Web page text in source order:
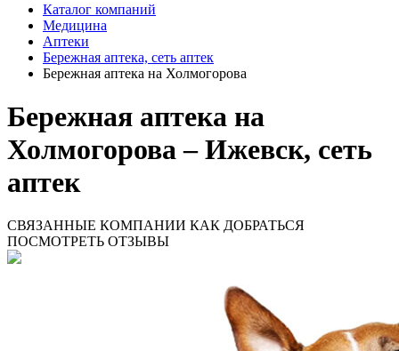
Каталог компаний
Медицина
Аптеки
Бережная аптека, сеть аптек
Бережная аптека на Холмогорова
Бережная аптека на
Холмогорова – Ижевск, сеть
аптек
СВЯЗАННЫЕ КОМПАНИИ КАК ДОБРАТЬСЯ
ПОСМОТРЕТЬ ОТЗЫВЫ